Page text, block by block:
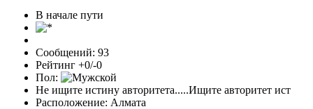
В начале пути
Сообщений: 93
Рейтинг +0/-0
Пол:
Не ищите истину авторитета.....Ищите авторитет ист
Расположение: Алмата